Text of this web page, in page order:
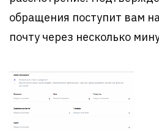
обращения поступит вам
почту через несколько